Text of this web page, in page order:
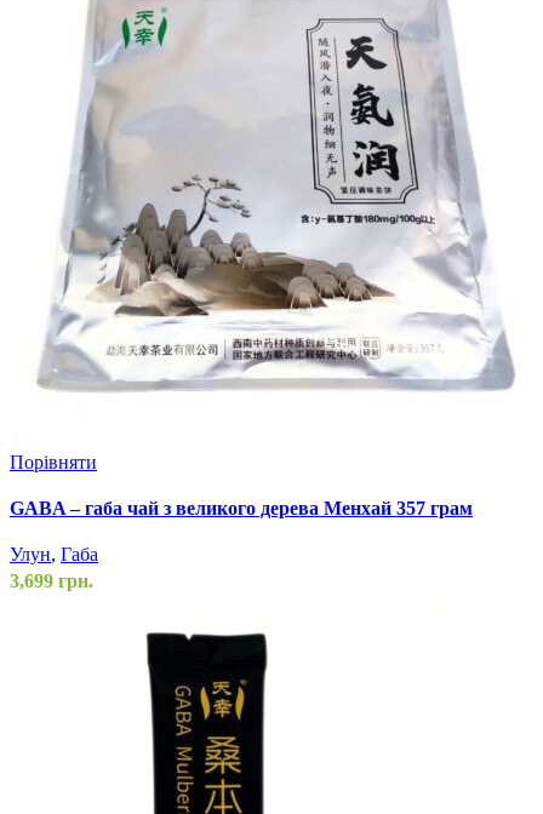
Порівняти
GABA – габа чай з великого дерева Менхай 357 грам
Улун, Габа
3,699 грн.